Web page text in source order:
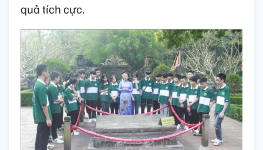
quả tích cực.